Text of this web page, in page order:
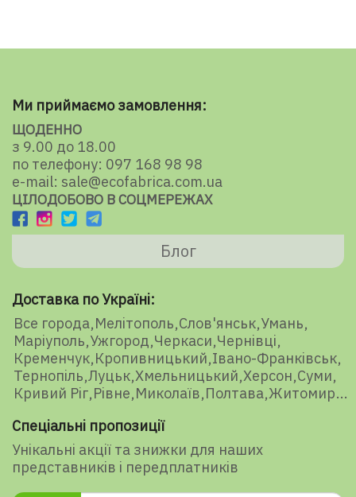
Ми приймаємо замовлення:
ЩОДЕННО
з 9.00 до 18.00
по телефону: 097 168 98 98
e-mail: sale@ecofabrica.com.ua
ЦІЛОДОБОВО В СОЦМЕРЕЖАХ
Блог
Доставка по Україні:
Все города Мелітополь Слов'янськ Умань
Маріуполь Ужгород Черкаси Чернівці
Кременчук Кропивницький Івано-Франківськ
Тернопіль Луцьк Хмельницький Херсон Суми
Кривий Ріг Рівне Миколаїв Полтава Житомир
Спеціальні пропозиції
Унікальні акції та знижки для наших
представників і передплатників